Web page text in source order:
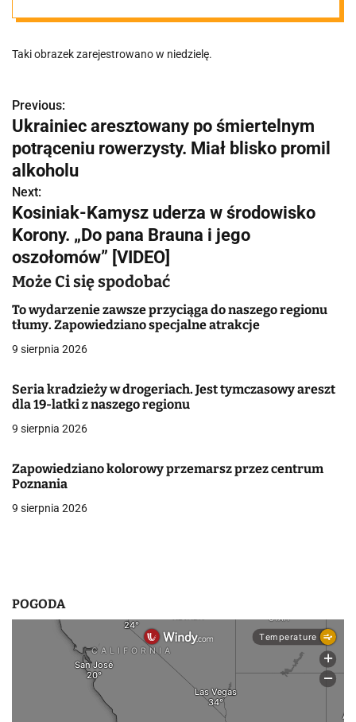
po Obornickiej.
"Brak
odpowiedzialno
ści"
Taki obrazek zarejestrowano w niedzielę.
N
a
w
i
g
a
c
j
a
w
p
s
u
Previous:
Ukrainiec aresztowany po śmiertelnym
potrąceniu rowerzysty. Miał blisko promil
alkoholu
Next:
Kosiniak-Kamysz uderza w środowisko
Korony. „Do pana Brauna i jego
oszołomów” [VIDEO]
Może Ci się spodobać
To wydarzenie zawsze przyciąga do naszego regionu
tłumy. Zapowiedziano specjalne atrakcje
9 sierpnia 2026
Seria kradzieży w drogeriach. Jest tymczasowy areszt
dla 19-latki z naszego regionu
9 sierpnia 2026
Zapowiedziano kolorowy przemarsz przez centrum
Poznania
9 sierpnia 2026
POGODA